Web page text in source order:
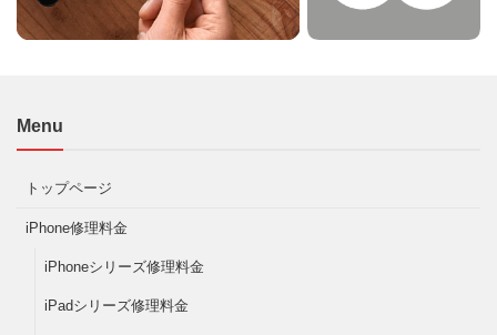
Menu
トップページ
iPhone修理料金
iPhoneシリーズ修理料金
iPadシリーズ修理料金